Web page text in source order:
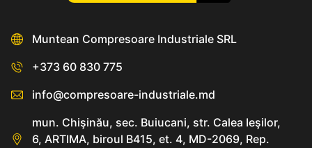
Muntean Compresoare Industriale SRL
+373 60 830 775
info@compresoare-industriale.md
mun. Chişinău, sec. Buiucani, str. Calea Ieşilor,
6, ARTIMA, biroul B415, et. 4, MD-2069, Rep.